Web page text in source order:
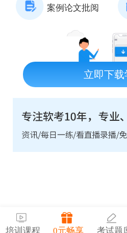
案例论文批阅
立即下载
培训课程 0元畅享 考试题